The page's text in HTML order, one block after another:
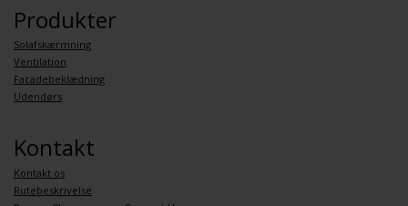
Produkter
Solafskærmning
Ventilation
Facadebeklædning
Udendørs
Kontakt
Kontakt os
Rutebeskrivelse